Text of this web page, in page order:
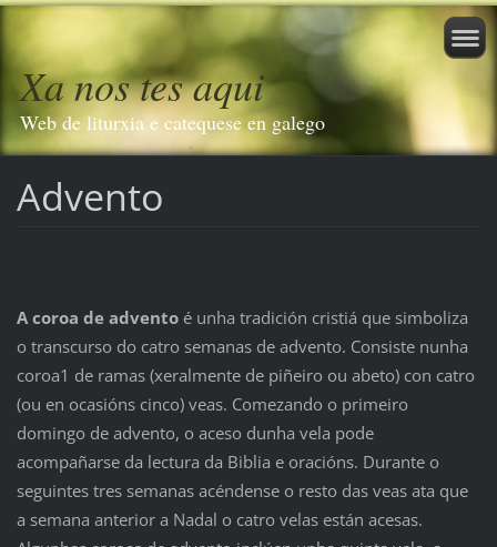
Xa nos tes aqui
Web de liturxia e catequese en galego
Advento
A coroa de adventoé unha tradición cristiá que simboliza
o transcurso do catro semanas de advento. Consiste nunha
coroa1 de ramas (xeralmente de piñeiro ou abeto) con catro
(ou en ocasións cinco) veas. Comezando o primeiro
domingo de advento, o aceso dunha vela pode
acompañarse da lectura da Biblia e oracións. Durante o
seguintes tres semanas acéndense o resto das veas ata que
a semana anterior a Nadal o catro velas están acesas.